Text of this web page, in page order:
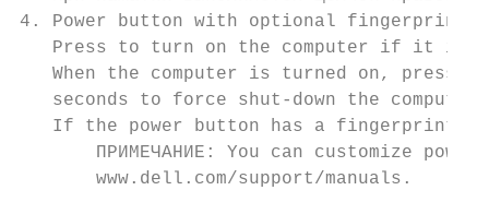
4. Power button with optional fingerprint
Press to turn on the computer if it is
When the computer is turned on, press
   seconds to force shut-down the computer.
If the power button has a fingerprint
ПРИМЕЧАНИЕ: You can customize
       www.dell.com/support/manuals.